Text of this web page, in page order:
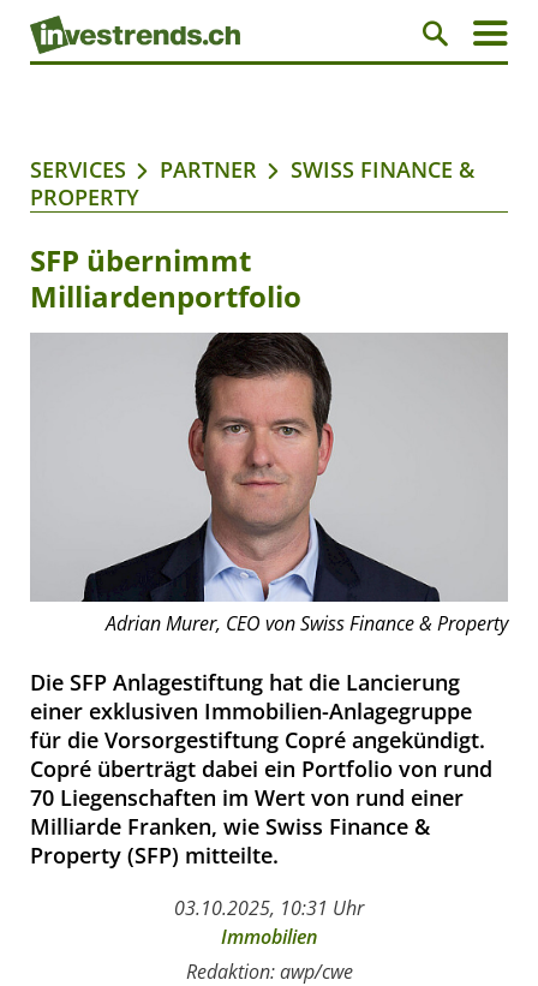
SERVICES PARTNER
SWISS FINANCE &
PROPERTY
SFP übernimmt
Milliardenportfolio
Adrian Murer, CEO von Swiss Finance & Property
Die SFP Anlagestiftung hat die Lancierung
einer exklusiven Immobilien-Anlagegruppe
für die Vorsorgestiftung Copré angekündigt.
Copré überträgt dabei ein Portfolio von rund
70 Liegenschaften im Wert von rund einer
Milliarde Franken, wie Swiss Finance &
Property (SFP) mitteilte.
03.10.2025, 10:31 Uhr
Immobilien
Redaktion: awp/cwe